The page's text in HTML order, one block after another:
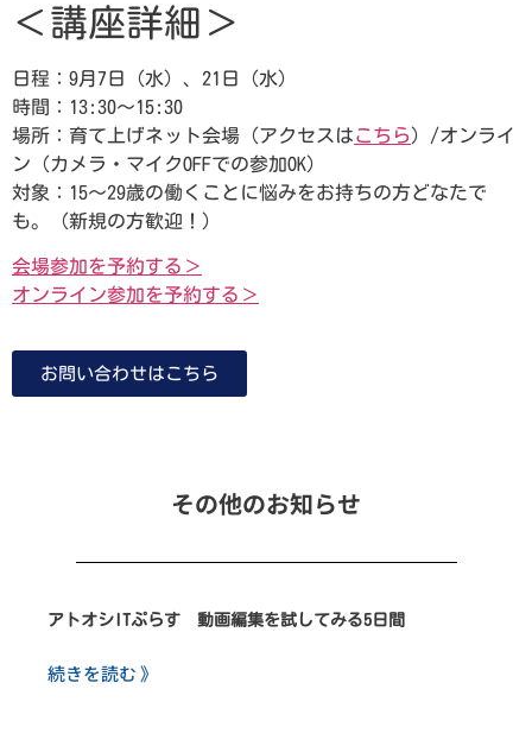
＜講座詳細＞
日程：9月7日（水）、21日（水）
時間：13:30～15:30
場所：育て上げネット会場（アクセスはこちら）/オンライ
ン（カメラ・マイクOFFでの参加OK）
対象：15～29歳の働くことに悩みをお持ちの方どなたで
も。（新規の方歓迎！）
会場参加を予約する＞
オンライン参加を予約する＞
お問い合わせはこちら
その他のお知らせ
アトオシITぷらす 動画編集を試してみる5日間
続きを読む 》